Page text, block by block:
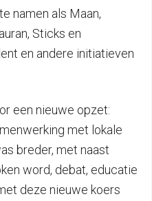
namen als Maan,
Sticks en
en andere initiatieven
een nieuwe opzet:
met lokale
breder, met naast
word, debat, educatie
deze nieuwe koers